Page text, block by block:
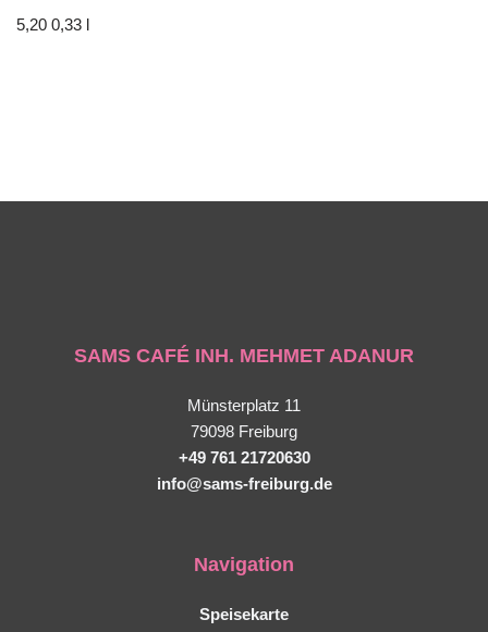
5,20 0,33 l
SAMS CAFÉ INH. MEHMET ADANUR
Münsterplatz 11
79098 Freiburg
+49 761 21720630
info@sams-freiburg.de
Navigation
Speisekarte